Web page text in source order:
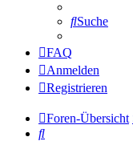
Suche
FAQ
Anmelden
Registrieren
Foren-Übersicht
Suche